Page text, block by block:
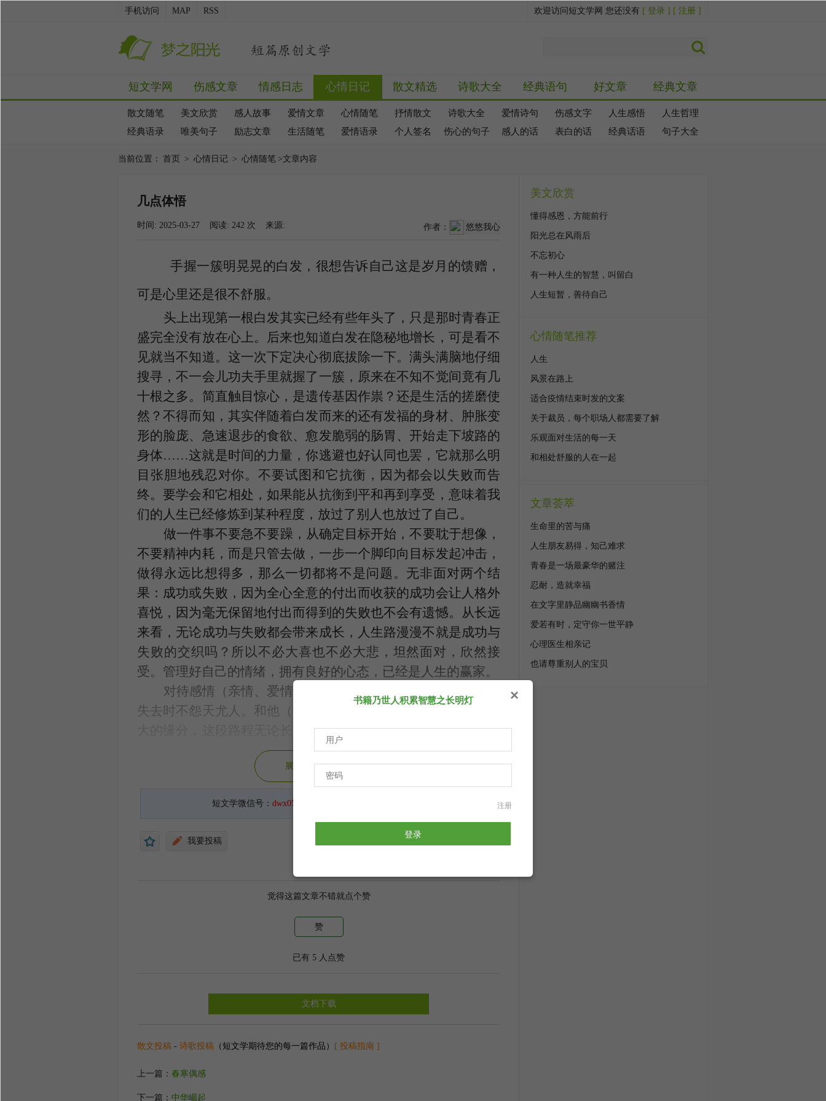
手机访问 MAP RSS 欢迎访问短文学网 您还没有 [ 登录 ] [ 注册 ]
短文学网 伤感文章 情感日志 心情日记 散文精选 诗歌大全 经典语句 好文章 经典文章
散文随笔 美文欣赏 感人故事 爱情文章 心情随笔 抒情散文 诗歌大全 爱情诗句 伤感文字 人生感悟
人生哲理
经典语录
唯美句子 励志文章 生活随笔 爱情语录 个人签名 伤心的句子 感人的话 表白的话 经典话语 句子大全
当前位置： 首页 > 心情日记 > 心情随笔 >文章内容
几点体悟
时间: 2025-03-27 阅读: 242 次 来源: 作者： 悠悠我心
手握一簇明晃晃的白发，很想告诉自己这是岁月的馈赠，
可是心里还是很不舒服。
头上出现第一根白发其实已经有些年头了，只是那时青春正
盛完全没有放在心上。后来也知道白发在隐秘地增长，可是看不
见就当不知道。这一次下定决心彻底拔除一下。满头满脑地仔细
搜寻，不一会儿功夫手里就握了一簇，原来在不知不觉间竟有几
十根之多。简直触目惊心，是遗传基因作祟？还是生活的搓磨使
然？不得而知，其实伴随着白发而来的还有发福的身材、肿胀变
形的脸庞、急速退步的食欲、愈发脆弱的肠胃、开始走下坡路的
身体……这就是时间的力量，你逃避也好认同也罢，它就那么明
目张胆地残忍对你。不要试图和它抗衡，因为都会以失败而告
终。要学会和它相处，如果能从抗衡到平和再到享受，意味着我
们的人生已经修炼到某种程度，放过了别人也放过了自己。
做一件事不要急不要躁，从确定目标开始，不要耽于想像，
不要精神内耗，而是只管去做，一步一个脚印向目标发起冲击，
做得永远比想得多，那么一切都将不是问题。无非面对两个结
果：成功或失败，因为全心全意的付出而收获的成功会让人格外
喜悦，因为毫无保留地付出而得到的失败也不会有遗憾。从长远
来看，无论成功与失败都会带来成长，人生路漫漫不就是成功与
失败的交织吗？所以不必大喜也不必大悲，坦然面对，欣然接
受。管理好自己的情绪，拥有良好的心态，已经是人生的赢家。
对待感情（亲情、爱情、友情）应该在拥有时格外珍惜，在
失去时不怨天尤人。和他（她）能在人生路上携手同行已经是天
大的缘分，这段路程无论长短都足以让人铭记，无论什么时候想
起都鲜活、温暖、感动、幸福。人生也是在得到和失去中度过，
得之我幸失之我命，不要过多地计较，该拥抱时紧紧拥抱，该放
手时轻轻放手，在每一段感情中全心全意地陪伴、毫不吝啬地付
出方能少留遗憾。
像烟花般璀璨之后归于平淡，这就是我们的人生。要能经得
住璀璨更要经受住平淡，璀璨是一时平淡才是长久。在长久的平
动，去面对生命中琐碎的烦恼、繁杂、挫折，如此我们的生命便
收获会付出会享受。如此不急不徐不慌不忙行走在人世间，会有
活，洒脱恣意任情任性不枉此生。
展开剩余（32%）
短文学微信号：dwx050212
我要投稿
觉得这篇文章不错就点个赞
赞
已有 5 人点赞
文档下载
散文投稿 - 诗歌投稿 （短文学期待您的每一篇作品） [ 投稿指南 ]
上一篇： 春寒偶感
下一篇： 中华崛起
美文欣赏
懂得感恩，方能前行
阳光总在风雨后
不忘初心
有一种人生的智慧，叫留白
人生短暂，善待自己
心情随笔推荐
人生
风景在路上
适合疫情结束时发的文案
关于裁员，每个职场人都需要了解
乐观面对生活的每一天
和相处舒服的人在一起
文章荟萃
生命里的苦与痛
人生朋友易得，知己难求
青春是一场最豪华的赌注
忍耐，造就幸福
在文字里静品幽幽书香情
爱若有时，定守你一世平静
心理医生相亲记
也请尊重别人的宝贝
×
书籍乃世人积累智慧之长明灯
注册
登录